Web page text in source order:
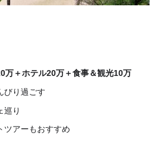
万＋ホテル20万＋食事＆観光10万
びり過ごす
巡り
ツアーもおすすめ